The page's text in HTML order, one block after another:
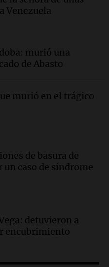
Central a
contra) - relato
de vino
el fin de semana
la gran exposición
de Bulaya con
nuevos
estudiante para
Venezuela
murió una
de Abasto
murió en el trágico
de basura de
un caso de síndrome
detuvieron a
encubrimiento